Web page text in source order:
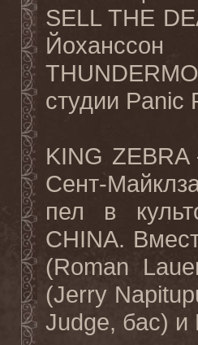
SELL THE
студии Panic
KING ZEBRA
Сент-
пел в
CHINA.
(Roman
(Jerry
Judge, бас)